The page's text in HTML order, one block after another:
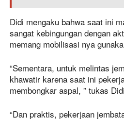
Didi mengaku bahwa saat ini
sangat kebingungan dengan
memang mobilisasi nya
“Sementara, untuk melintas
khawatir karena saat ini
membongkar aspal, ” tukas
“Dan praktis, pekerjaan